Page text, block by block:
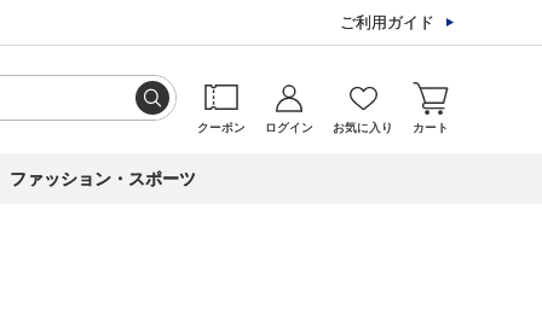
ご利用ガイド
クーポン ログイン お気に入り カート
ファッション・スポーツ